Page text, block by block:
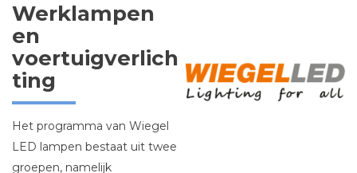
Werklampen
en
voertuigverlich
ting
Het programma van Wiegel
LED lampen bestaat uit twee
groepen, namelijk